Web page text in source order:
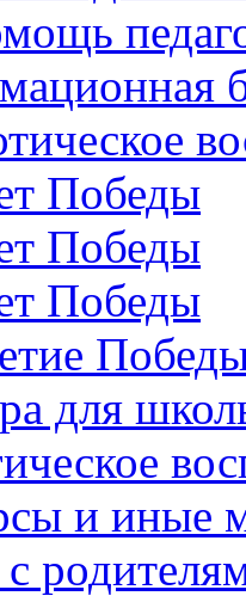
Победы
Победы
Победы
для
и иные
с